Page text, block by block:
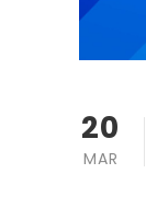
20
MAR